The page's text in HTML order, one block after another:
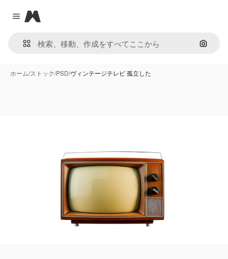
Close menu
Magnific
画像で
ホーム/ストック/PSD/ヴィンテージテレビ 孤立した